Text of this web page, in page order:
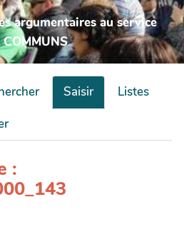
argumentaires au service
COMMUNS
Saisir
Listes
: